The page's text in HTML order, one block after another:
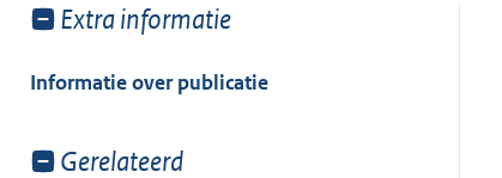
Toon
van:
Extra informatie
Informatie over publicatie
Toon
Gerelateerd